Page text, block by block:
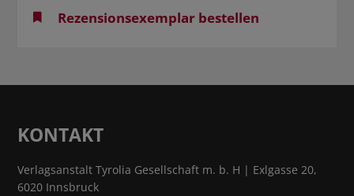
Rezensionsexemplar bestellen
KONTAKT
Verlagsanstalt Tyrolia Gesellschaft m. b. H | Exlgasse 20,
6020 Innsbruck